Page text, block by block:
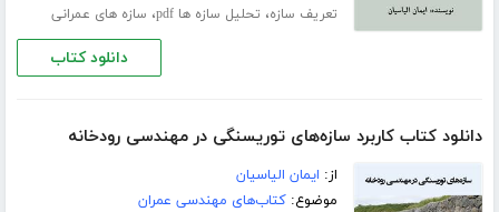
تعریف سازه، تحلیل سازه ها pdf ، سازه های عمرانی
دانلود کتاب
دانلود کتاب کاربرد سازه‌های توریسنگی در مهندسی رودخانه
از: ایمان الیاسیان
موضوع:کتاب‌های مهندسی عمران